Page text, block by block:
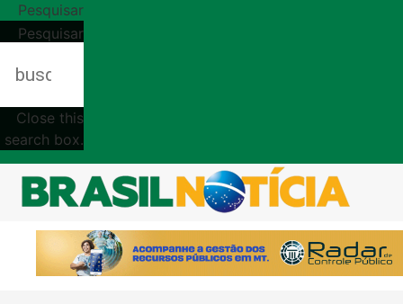
Pesquisar
Pesquisar
Close this
search box.